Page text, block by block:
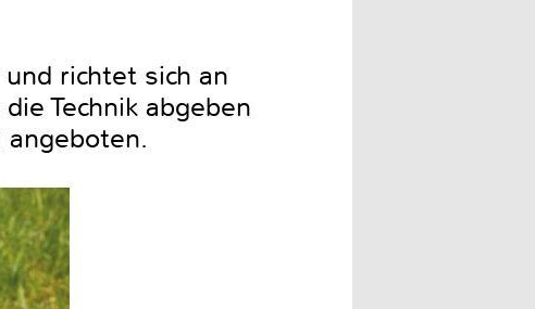
richtet sich an
Technik abgeben
angeboten.